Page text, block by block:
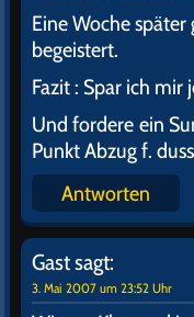
Eine Woche
begeistert.
Fazit : Spar ich mir
Und fordere ein
Punkt Abzug f.
Antworten
Gastsagt:
3. Mai 2007 um 23:52 Uhr